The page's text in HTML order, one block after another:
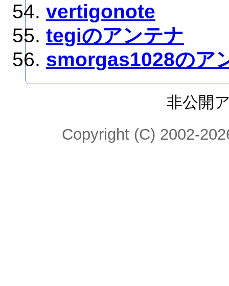
vertigonote
tegiのアンテナ
smorgas1028のア
非公開
Copyright (C) 2002-